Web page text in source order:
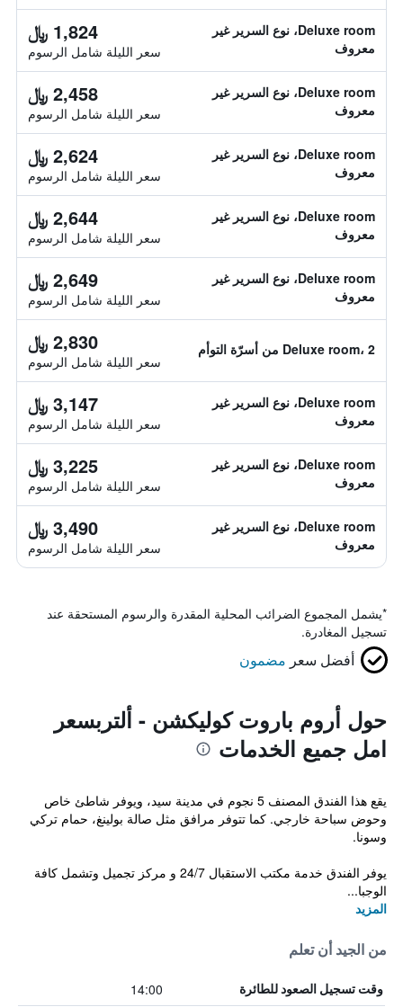
Deluxe room، نوع السرير غير
معروف
1,824 ﷼
سعر الليلة شامل الرسوم
Deluxe room، نوع السرير غير
معروف
2,458 ﷼
سعر الليلة شامل الرسوم
Deluxe room، نوع السرير غير
معروف
2,624 ﷼
سعر الليلة شامل الرسوم
Deluxe room، نوع السرير غير
معروف
2,644 ﷼
سعر الليلة شامل الرسوم
Deluxe room، نوع السرير غير
معروف
2,649 ﷼
سعر الليلة شامل الرسوم
Deluxe room، 2 من أسرّة التوأم 2,830 ﷼
سعر الليلة شامل الرسوم
Deluxe room، نوع السرير غير
معروف
3,147 ﷼
سعر الليلة شامل الرسوم
Deluxe room، نوع السرير غير
معروف
3,225 ﷼
سعر الليلة شامل الرسوم
Deluxe room، نوع السرير غير
معروف
3,490 ﷼
سعر الليلة شامل الرسوم
*يشمل المجموع الضرائب المحلية المقدرة والرسوم المستحقة عند
تسجيل المغادرة.
أفضل سعر مضمون
حول أروم باروت كوليكشن - ألتربسعر
امل جميع الخدمات
يقع هذا الفندق المصنف 5 نجوم في مدينة سيد، ويوفر شاطئ خاص
وحوض سباحة خارجي. كما تتوفر مرافق مثل صالة بولينغ، حمام تركي
وسونا.
يوفر الفندق خدمة مكتب الاستقبال 24/7 و مركز تجميل وتشمل كافة
الوجبا...
المزيد
من الجيد أن تعلم
وقت تسجيل الصعود للطائرة 14:00